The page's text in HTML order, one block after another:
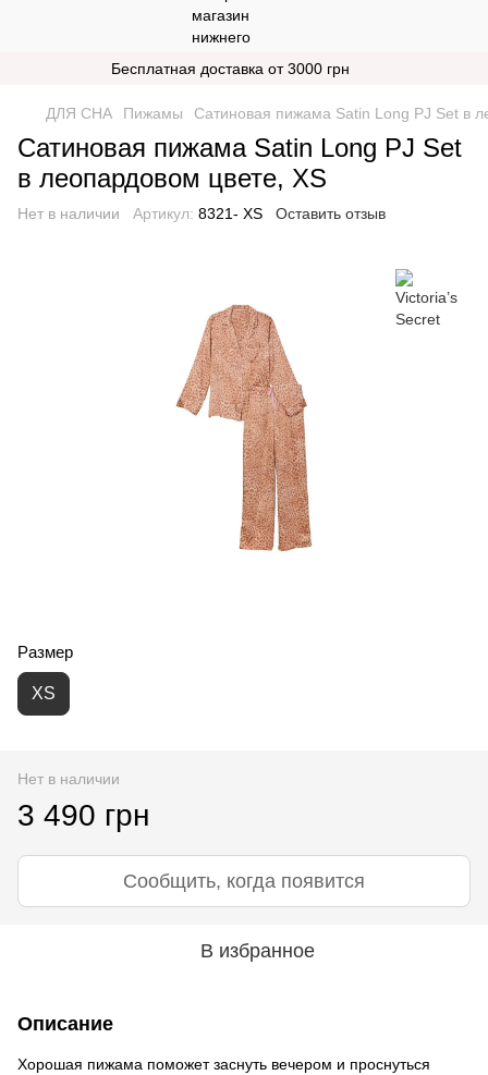
Бесплатная доставка от 3000 грн
ДЛЯ СНА Пижамы Сатиновая пижама Satin Long PJ Set в
Сатиновая пижама Satin Long PJ Set
в леопардовом цвете, XS
Нет в наличии Артикул: 8321- XS Оставить отзыв
Размер
XS
Нет в наличии
3 490 грн
Сообщить, когда появится
В избранное
Описание
Хорошая пижама поможет заснуть вечером и проснуться